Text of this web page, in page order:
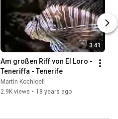
3:41
Am großen Riff von El Loro -
Teneriffa - Tenerife
Martin Kochloefl
2.9K views • 18 years ago